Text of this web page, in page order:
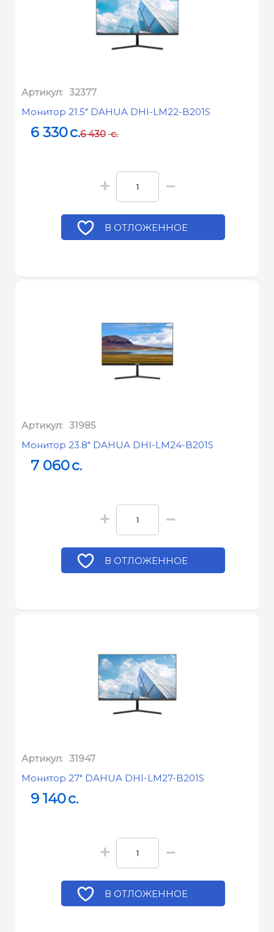
Артикул: 32377
Монитор 21.5" DAHUA DHI-LM22-B201S
6 330c.6 430 c.
+ −
В ОТЛОЖЕННОЕ
Артикул: 31985
Монитор 23.8" DAHUA DHI-LM24-B201S
7 060c.
+ −
В ОТЛОЖЕННОЕ
Артикул: 31947
Монитор 27" DAHUA DHI-LM27-B201S
9 140c.
+ −
В ОТЛОЖЕННОЕ